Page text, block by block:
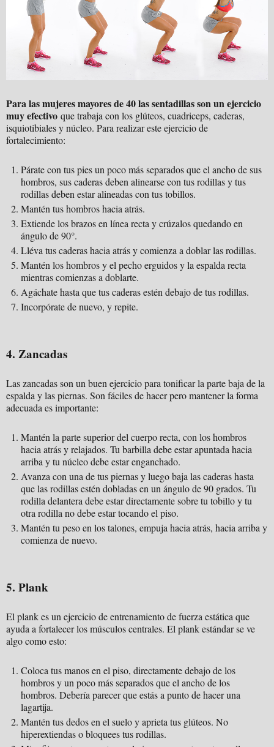
Para las mujeres mayores de 40 las sentadillas son un ejercicio
muy efectivo que trabaja con los glúteos, cuadriceps, caderas,
isquiotibiales y núcleo. Para realizar este ejercicio de
fortalecimiento:
Párate con tus pies un poco más separados que el ancho de sus
hombros, sus caderas deben alinearse con tus rodillas y tus
rodillas deben estar alineadas con tus tobillos.
Mantén tus hombros hacia atrás.
Extiende los brazos en línea recta y crúzalos quedando en
ángulo de 90°.
Lléva tus caderas hacia atrás y comienza a doblar las rodillas.
Mantén los hombros y el pecho erguidos y la espalda recta
mientras comienzas a doblarte.
Agáchate hasta que tus caderas estén debajo de tus rodillas.
Incorpórate de nuevo, y repite.
4. Zancadas
Las zancadas son un buen ejercicio para tonificar la parte baja de la
espalda y las piernas. Son fáciles de hacer pero mantener la forma
adecuada es importante:
Mantén la parte superior del cuerpo recta, con los hombros
hacia atrás y relajados. Tu barbilla debe estar apuntada hacia
arriba y tu núcleo debe estar enganchado.
Avanza con una de tus piernas y luego baja las caderas hasta
que las rodillas estén dobladas en un ángulo de 90 grados. Tu
rodilla delantera debe estar directamente sobre tu tobillo y tu
otra rodilla no debe estar tocando el piso.
Mantén tu peso en los talones, empuja hacia atrás, hacia arriba y
comienza de nuevo.
5. Plank
El plank es un ejercicio de entrenamiento de fuerza estática que
ayuda a fortalecer los músculos centrales. El plank estándar se ve
algo como esto:
Coloca tus manos en el piso, directamente debajo de los
hombros y un poco más separados que el ancho de los
hombros. Debería parecer que estás a punto de hacer una
lagartija.
Mantén tus dedos en el suelo y aprieta tus glúteos. No
hiperextiendas o bloquees tus rodillas.